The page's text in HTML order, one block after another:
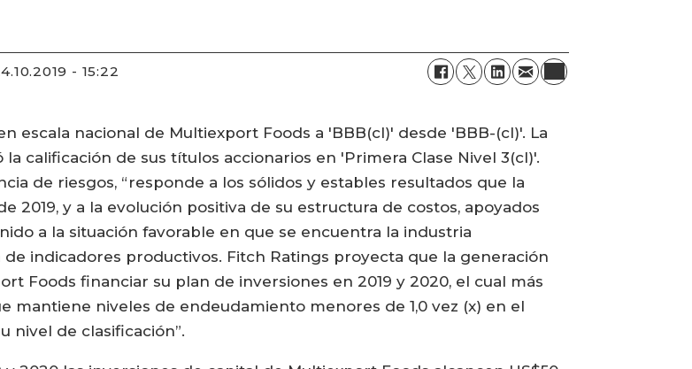
24.10.2019 - 15:22
escala nacional de Multiexport Foods a 'BBB(cl)' desde 'BBB-(cl)'. La
calificación de sus títulos accionarios en 'Primera Clase Nivel 3(cl)'.
de riesgos, “responde a los sólidos y estables resultados que la
2019, y a la evolución positiva de su estructura de costos, apoyados
a la situación favorable en que se encuentra la industria
indicadores productivos. Fitch Ratings proyecta que la generación
Foods financiar su plan de inversiones en 2019 y 2020, el cual más
mantiene niveles de endeudamiento menores de 1,0 vez (x) en el
nivel de clasificación”.